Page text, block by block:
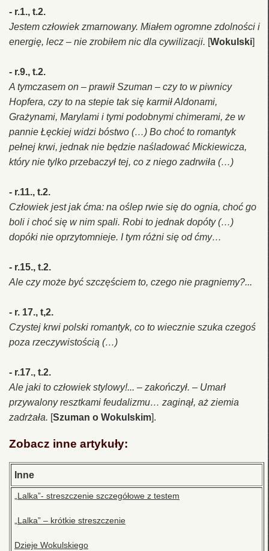
- r.1., t.2.
Jestem człowiek zmarnowany. Miałem ogromne zdolności i
energię, lecz – nie zrobiłem nic dla cywilizacji. [Wokulski]
- r.9., t.2.
A tymczasem on – prawił Szuman – czy to w piwnicy
Hopfera, czy to na stepie tak się karmił Aldonami,
Grażynami, Marylami i tymi podobnymi chimerami, że w
pannie Łęckiej widzi bóstwo (…) Bo choć to romantyk
pełnej krwi, jednak nie będzie naśladować Mickiewicza,
który nie tylko przebaczył tej, co z niego zadrwiła (…)
- r.11., t.2.
Człowiek jest jak ćma: na oślep rwie się do ognia, choć go
boli i choć się w nim spali. Robi to jednak dopóty (…)
dopóki nie oprzytomnieje. I tym różni się od ćmy…
- r.15., t.2.
Ale czy może być szczęściem to, czego nie pragniemy?...
- r. 17., t,2.
Czystej krwi polski romantyk, co to wiecznie szuka czegoś
poza rzeczywistością (…)
- r.17., t.2.
Ale jaki to człowiek stylowy!... – zakończył. – Umarł
przywalony resztkami feudalizmu… zaginął, aż ziemia
zadrżała. [Szuman o Wokulskim].
Zobacz inne artykuły:
Inne
„Lalka”- streszczenie szczegółowe z testem
„Lalka” – krótkie streszczenie
Dzieje Wokulskiego